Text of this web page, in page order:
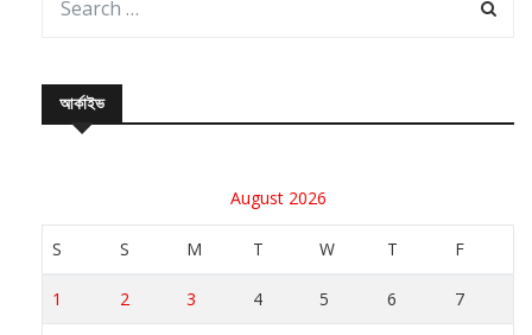
আর্কাইভ
August 2026
S S M T W T F
1 2 3 4 5 6 7